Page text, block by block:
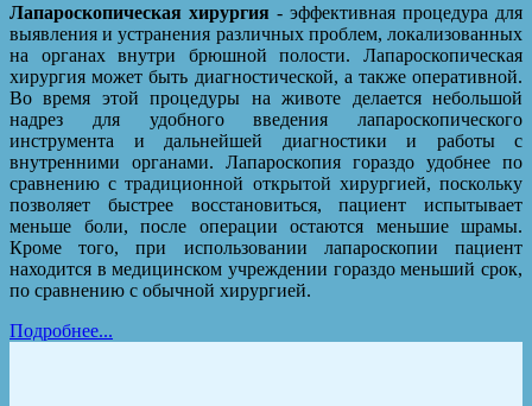
Лапароскопическая хирургия - эффективная процедура для
выявления и устранения различных проблем, локализованных
на органах внутри брюшной полости. Лапароскопическая
хирургия может быть диагностической, а также оперативной.
Во время этой процедуры на животе делается небольшой
надрез для удобного введения лапароскопического
инструмента и дальнейшей диагностики и работы с
внутренними органами. Лапароскопия гораздо удобнее по
сравнению с традиционной открытой хирургией, поскольку
позволяет быстрее восстановиться, пациент испытывает
меньше боли, после операции остаются меньшие шрамы.
Кроме того, при использовании лапароскопии пациент
находится в медицинском учреждении гораздо меньший срок,
по сравнению с обычной хирургией.
Подробнее...